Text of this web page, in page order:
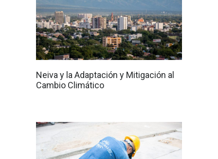
Neiva y la Adaptación y Mitigación al
Cambio Climático